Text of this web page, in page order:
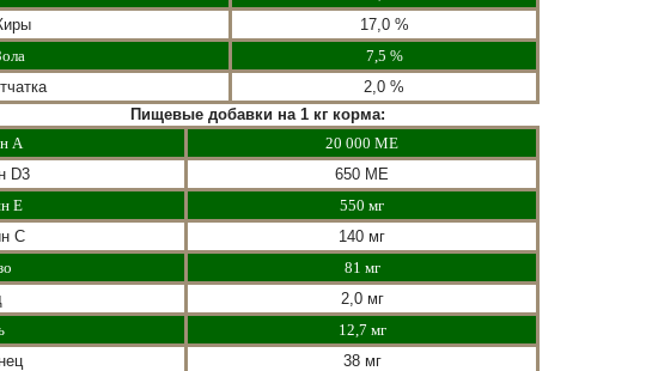
17,0 %
7,5 %
2,0 %
Пищевые добавки на 1 кг корма:
А
20 000 МЕ
D3
650 МЕ
Е
550 мг
С
140 мг
81 мг
2,0 мг
12,7 мг
38 мг